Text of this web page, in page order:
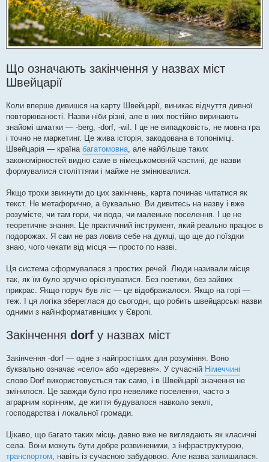
Що означають закінчення у назвах міст
Швейцарії
Коли вперше дивишся на карту Швейцарії, виникає відчуття дивної
повторюваності. Назви ніби різні, але в них постійно виринають
знайомі шматки — -berg, -dorf, -wil. І це не випадковість, не мовна гра
і точно не маркетинг. Це жива історія, закодована в топоніміці.
Швейцарія — країна багатомовна , але найбільше таких
закономірностей видно саме в німецькомовній частині, де назви
формувалися століттями і майже не змінювалися.
Якщо трохи звикнути до цих закінчень, карта починає читатися як
текст. Не метафорично, а буквально. Ви дивитесь на назву і вже
розумієте, чи там гори, чи вода, чи маленьке поселення. І це не
теоретичне знання. Це практичний інструмент, який реально працює в
подорожах. Я сам не раз ловив себе на думці, що ще до поїздки
знаю, чого чекати від місця — просто по назві.
Ця система сформувалася з простих речей. Люди називали місця
так, як їм було зручно орієнтуватися. Без поетики, без зайвих
прикрас. Якщо поруч був ліс — це відображалося. Якщо на горі —
теж. І ця логіка збереглася до сьогодні, що робить швейцарські назви
одними з найінформативніших у Європі.
Закінчення dorf у назвах міст
Закінчення -dorf — одне з найпростіших для розуміння. Воно
буквально означає «село» або «деревня». У сучасній Німеччині
слово Dorf використовується так само, і в Швейцарії значення не
змінилося. Це завжди було про невелике поселення, часто з
аграрним корінням, де життя будувалося навколо землі,
господарства і локальної громади.
Цікаво, що багато таких місць давно вже не виглядають як класичні
села. Вони можуть бути добре розвиненими, з інфраструктурою,
транспортом , навіть із сучасною забудовою. Але назва залишилася.